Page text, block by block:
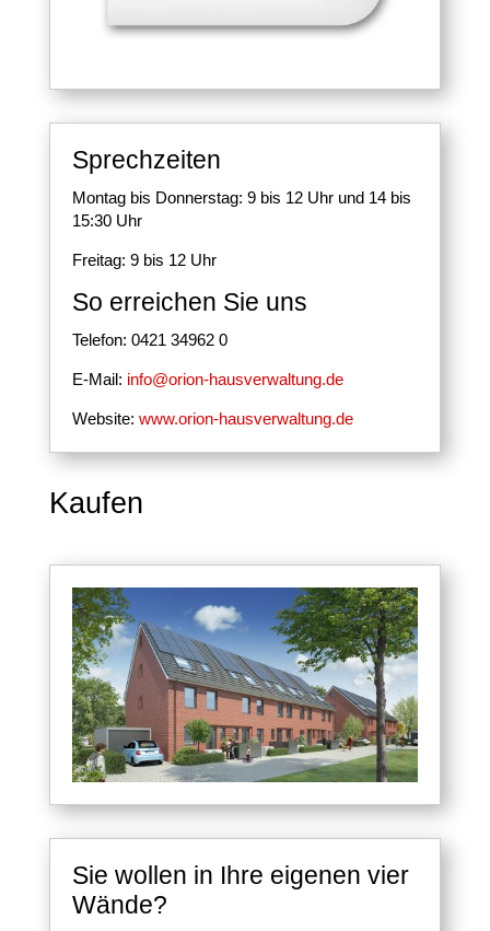
Sprechzeiten
Montag bis Donnerstag: 9 bis 12 Uhr und 14 bis
15:30 Uhr
Freitag: 9 bis 12 Uhr
So erreichen Sie uns
Telefon: 0421 34962 0
E-Mail: info@orion-hausverwaltung.de
Website: www.orion-hausverwaltung.de
Kaufen
Sie wollen in Ihre eigenen vier
Wände?